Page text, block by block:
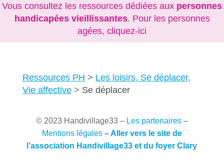
Vous consultez les ressources dédiées aux personnes
handicapées vieillissantes. Pour les personnes
agées, cliquez-ici
Ressources PH
Les loisirs, Se déplacer,
Vie affective
Se déplacer
© 2023 Handivillage33– Les partenaires–
Mentions légales –Aller vers le site de
l’association Handivillage33 et du foyer Clary